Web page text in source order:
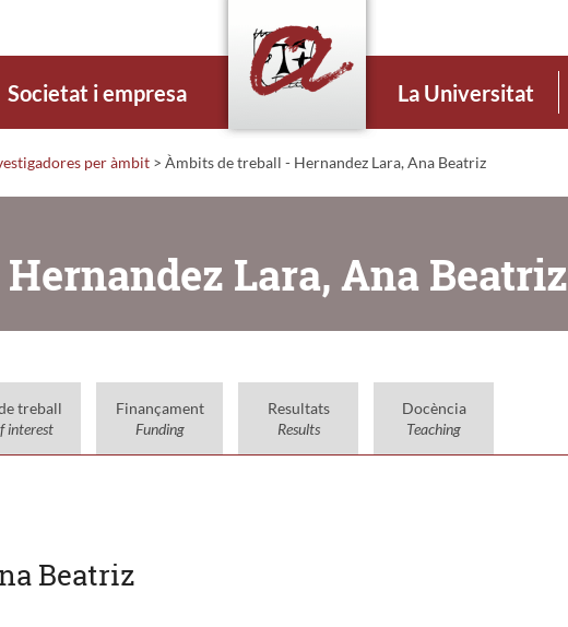
Societat i empresa La Universitat
per àmbit > Àmbits de treball - Hernandez Lara, Ana Beatriz
Lara, Ana Beatriz
treball
interest
Finançament
Funding
Resultats
Results
Docència
Teaching
Beatriz